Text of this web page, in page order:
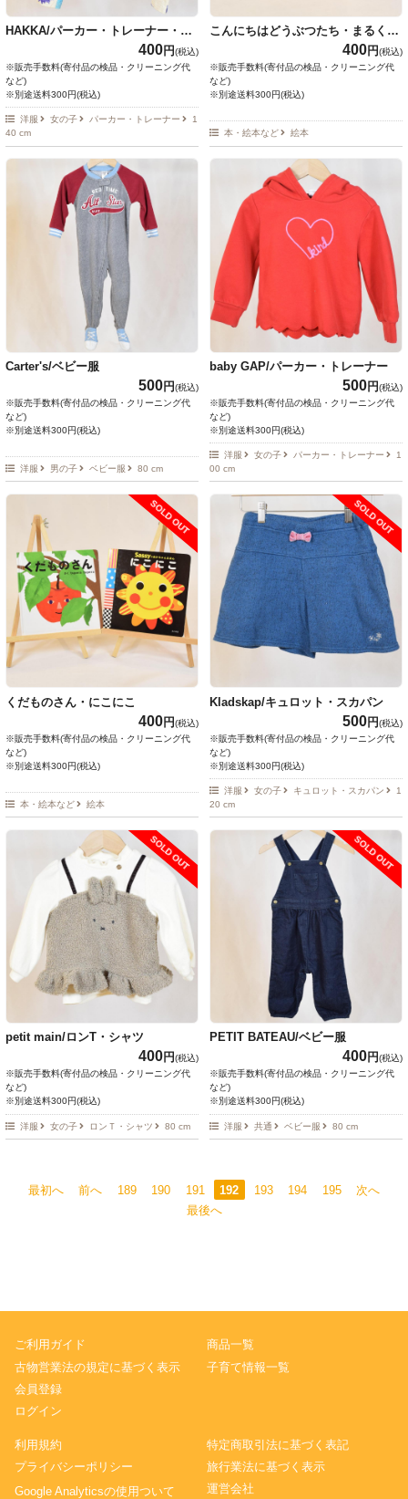
HAKKA/パーカー・トレーナー・ニ
400円(税込)
※販売手数料(寄付品の検品・クリーニング代
など)
※別途送料300円(税込)
洋服 女の子 パーカー・トレーナー
1
40 cm
こんにちはどうぶつたち・まるくて
400円(税込)
※販売手数料(寄付品の検品・クリーニング代
など)
※別途送料300円(税込)
本・絵本など 絵本
Carter's/ベビー服
500円(税込)
※販売手数料(寄付品の検品・クリーニング代
など)
※別途送料300円(税込)
洋服 男の子 ベビー服 80 cm
baby GAP/パーカー・トレーナー
500円(税込)
※販売手数料(寄付品の検品・クリーニング代
など)
※別途送料300円(税込)
洋服 女の子 パーカー・トレーナー
1
00 cm
SOLD OUT
くだものさん・にこにこ
400円(税込)
※販売手数料(寄付品の検品・クリーニング代
など)
※別途送料300円(税込)
本・絵本など 絵本
SOLD OUT
Kladskap/キュロット・スカパン
500円(税込)
※販売手数料(寄付品の検品・クリーニング代
など)
※別途送料300円(税込)
洋服 女の子 キュロット・スカパン
1
20 cm
SOLD OUT
petit main/ロンT・シャツ
400円(税込)
※販売手数料(寄付品の検品・クリーニング代
など)
※別途送料300円(税込)
洋服 女の子 ロンＴ・シャツ 80 cm
SOLD OUT
PETIT BATEAU/ベビー服
400円(税込)
※販売手数料(寄付品の検品・クリーニング代
など)
※別途送料300円(税込)
洋服 共通 ベビー服 80 cm
最初へ 前へ 189 190 191 192 193 194 195
次へ
最後へ
ご利用ガイド
古物営業法の規定に基づく表示
会員登録
ログイン
商品一覧
子育て情報一覧
利用規約
プライバシーポリシー
Google Analyticsの使用ついて
特定商取引法に基づく表記
旅行業法に基づく表示
運営会社